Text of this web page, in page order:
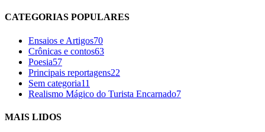
CATEGORIAS POPULARES
Ensaios e Artigos70
Crônicas e contos63
Poesia57
Principais reportagens22
Sem categoria11
Realismo Mágico do Turista Encarnado7
MAIS LIDOS